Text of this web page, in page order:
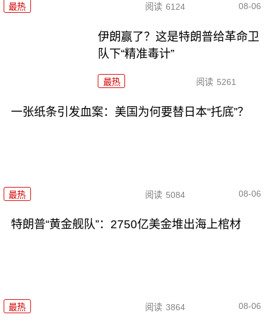
最热 阅读 6124 08-06
伊朗赢了？这是特朗普给革命卫
队下“精准毒计”
最热 阅读 5261
一张纸条引发血案：美国为何要替日本“托底”？
最热 阅读 5084 08-06
特朗普“黄金舰队”：2750亿美金堆出海上棺材
最热 阅读 3864 08-06